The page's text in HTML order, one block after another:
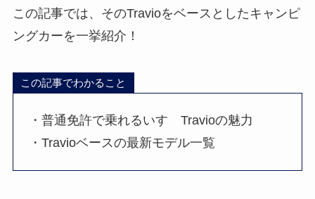
この記事では、そのTravioをベースとしたキャンピ
ングカーを一挙紹介！
この記事でわかること
・普通免許で乗れるいすゞTravioの魅力
・Travioベースの最新モデル一覧